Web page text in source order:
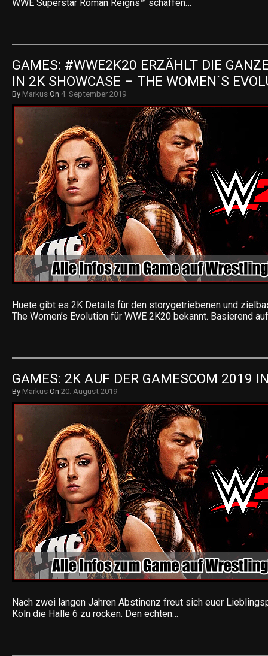
WWE Superstar Roman Reigns™ schaffen…
GAMES: #WWE2K20 ERZÄHLT DIE
IN 2K SHOWCASE – THE WOMEN`S
By Markus On 4. September 2019
Huete gibt es 2K Details für den storygetriebenen und
The Women’s Evolution für WWE 2K20 bekannt. Basierend
GAMES: 2K AUF DER GAMESCOM 2019
By Markus On 20. August 2019
Nach zwei langen Jahren Abstinenz freut sich euer
Köln die Halle 6 zu rocken. Den echten…